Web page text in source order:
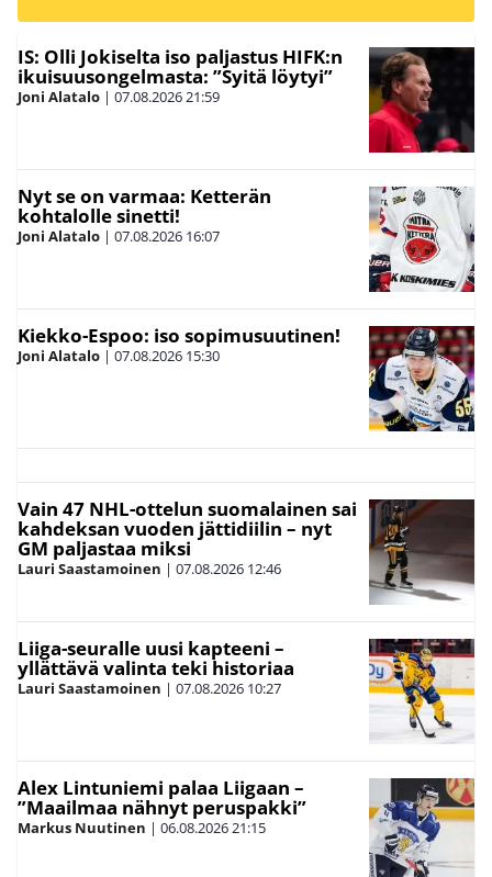
IS: Olli Jokiselta iso paljastus HIFK:n
ikuisuusongelmasta: ”Syitä löytyi”
Joni Alatalo | 07.08.202621:59
Nyt se on varmaa: Ketterän
kohtalolle sinetti!
Joni Alatalo | 07.08.2026 16:07
Kiekko-Espoo: iso sopimusuutinen!
Joni Alatalo | 07.08.2026 15:30
Vain 47 NHL-ottelun suomalainen sai
kahdeksan vuoden jättidiilin – nyt
GM paljastaa miksi
Lauri Saastamoinen | 07.08.2026 12:46
Liiga-seuralle uusi kapteeni –
yllättävä valinta teki historiaa
Lauri Saastamoinen | 07.08.2026 10:27
Alex Lintuniemi palaa Liigaan –
”Maailmaa nähnyt peruspakki”
Markus Nuutinen | 06.08.202621:15